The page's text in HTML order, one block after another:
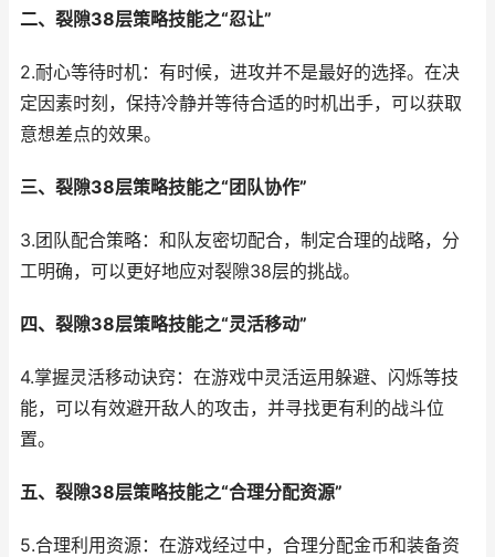
二、裂隙38层策略技能之“忍让”
2.耐心等待时机：有时候，进攻并不是最好的选择。在决
定因素时刻，保持冷静并等待合适的时机出手，可以获取
意想差点的效果。
三、裂隙38层策略技能之“团队协作”
3.团队配合策略：和队友密切配合，制定合理的战略，分
工明确，可以更好地应对裂隙38层的挑战。
四、裂隙38层策略技能之“灵活移动”
4.掌握灵活移动诀窍：在游戏中灵活运用躲避、闪烁等技
能，可以有效避开敌人的攻击，并寻找更有利的战斗位
置。
五、裂隙38层策略技能之“合理分配资源”
5.合理利用资源：在游戏经过中，合理分配金币和装备资